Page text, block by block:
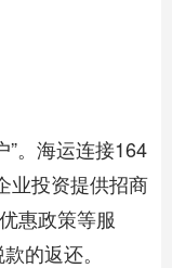
”。海运连接164
业投资提供招商
惠政策等服
的返还。